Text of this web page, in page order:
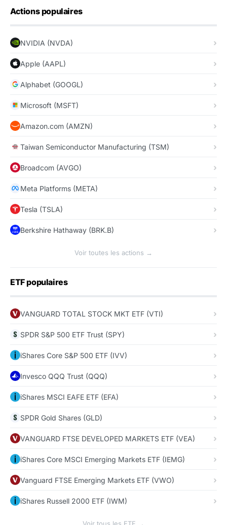
Actions populaires
NVIDIA (NVDA)
Apple (AAPL)
Alphabet (GOOGL)
Microsoft (MSFT)
Amazon.com (AMZN)
Taiwan Semiconductor Manufacturing (TSM)
Broadcom (AVGO)
Meta Platforms (META)
Tesla (TSLA)
Berkshire Hathaway (BRK.B)
Voir toutes les actions →
ETF populaires
VANGUARD TOTAL STOCK MKT ETF (VTI)
SPDR S&P 500 ETF Trust (SPY)
iShares Core S&P 500 ETF (IVV)
Invesco QQQ Trust (QQQ)
iShares MSCI EAFE ETF (EFA)
SPDR Gold Shares (GLD)
VANGUARD FTSE DEVELOPED MARKETS ETF (VEA)
iShares Core MSCI Emerging Markets ETF (IEMG)
Vanguard FTSE Emerging Markets ETF (VWO)
iShares Russell 2000 ETF (IWM)